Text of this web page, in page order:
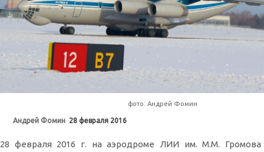
фото: Андрей Фомин
Андрей Фомин 28 февраля 2016
28 февраля 2016 г. на аэродроме ЛИИ им. М.М.